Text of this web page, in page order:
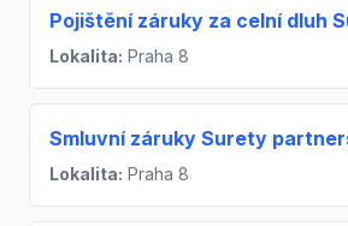
Pojištění záruky za celní dluh
Lokalita: Praha 8
Smluvní záruky Surety
Lokalita: Praha 8